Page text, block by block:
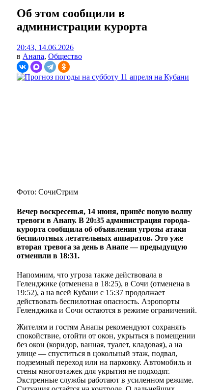
Об этом сообщили в
администрации курорта
20:43, 14.06.2026
в Анапа, Общество
Фото: СочиСтрим
Вечер воскресенья, 14 июня, принёс новую волну
тревоги в Анапу. В 20:35 администрация города-
курорта сообщила об объявлении угрозы атаки
беспилотных летательных аппаратов. Это уже
вторая тревога за день в Анапе — предыдущую
отменили в 18:31.
Напомним, что угроза также действовала в
Геленджике (отменена в 18:25), в Сочи (отменена в
19:52), а на всей Кубани с 15:37 продолжает
действовать беспилотная опасность. Аэропорты
Геленджика и Сочи остаются в режиме ограничений.
Жителям и гостям Анапы рекомендуют сохранять
спокойствие, отойти от окон, укрыться в помещении
без окон (коридор, ванная, туалет, кладовая), а на
улице — спуститься в цокольный этаж, подвал,
подземный переход или на парковку. Автомобиль и
стены многоэтажек для укрытия не подходят.
Экстренные службы работают в усиленном режиме.